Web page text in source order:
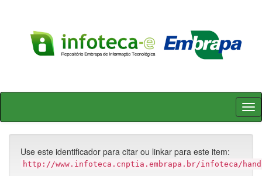
Skip
Use este identificador para citar ou linkar para este item:
http://www.infoteca.cnptia.embrapa.br/infoteca/